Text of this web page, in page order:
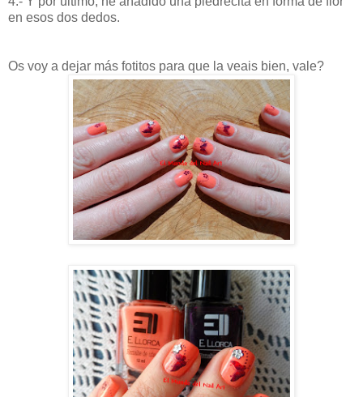
en esos dos dedos.
Os voy a dejar más fotitos para que la veais bien, vale?